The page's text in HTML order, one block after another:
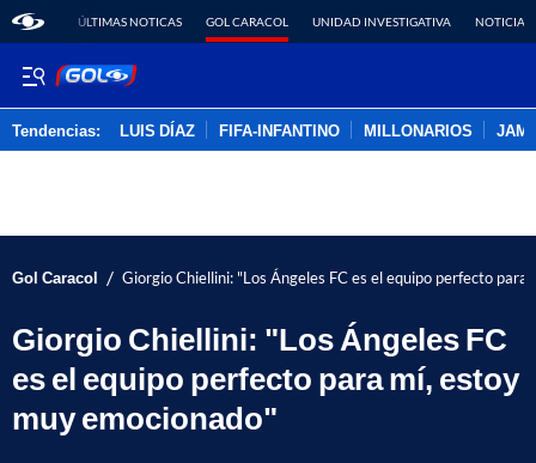
ÚLTIMAS NOTICAS GOL CARACOL UNIDAD INVESTIGATIVA NOTICIAS
Tendencias: LUIS DÍAZ FIFA-INFANTINO MILLONARIOS
Gol Caracol / Giorgio Chiellini: "Los Ángeles FC es el equipo perfecto para
Giorgio Chiellini: "Los Ángeles FC
es el equipo perfecto para mí, estoy
muy emocionado"